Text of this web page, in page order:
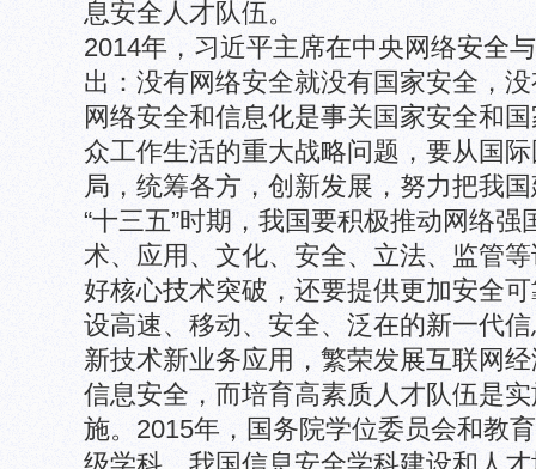
息安全人才队伍。
2014年，习近平主席在中央网络安全
出：没有网络安全就没有国家安全，
网络安全和信息化是事关国家安全和
众工作生活的重大战略问题，要从国
局，统筹各方，创新发展，努力把我
“十三五”时期，我国要积极推动网络
术、应用、文化、安全、立法、监管
好核心技术突破，还要提供更加安全
设高速、移动、安全、泛在的新一代
新技术新业务应用，繁荣发展互联网
信息安全，而培育高素质人才队伍是
施。2015年，国务院学位委员会和教